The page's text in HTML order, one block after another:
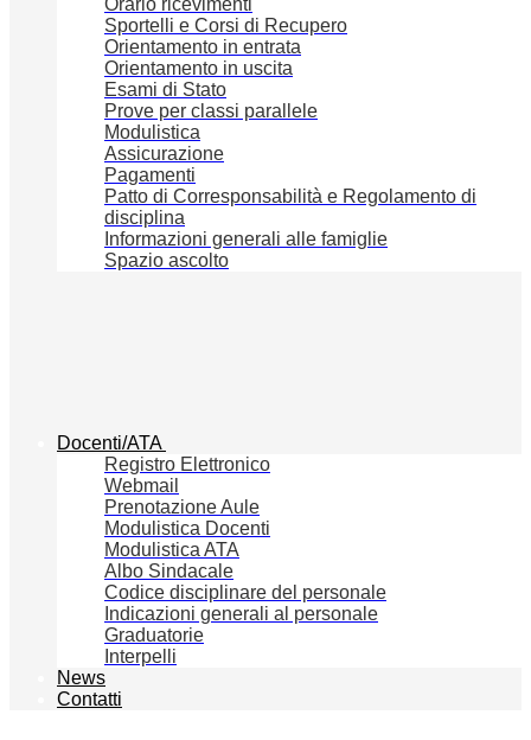
Orario ricevimenti
Sportelli e Corsi di Recupero
Orientamento in entrata
Orientamento in uscita
Esami di Stato
Prove per classi parallele
Modulistica
Assicurazione
Pagamenti
Patto di Corresponsabilità e Regolamento di
disciplina
Informazioni generali alle famiglie
Spazio ascolto
Docenti/ATA
Registro Elettronico
Webmail
Prenotazione Aule
Modulistica Docenti
Modulistica ATA
Albo Sindacale
Codice disciplinare del personale
Indicazioni generali al personale
Graduatorie
Interpelli
News
Contatti